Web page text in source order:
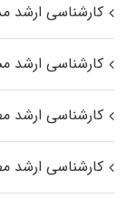
کارشناسی ارشد
کارشناسی ارشد
کارشناسی ارشد
کارشناسی ارشد